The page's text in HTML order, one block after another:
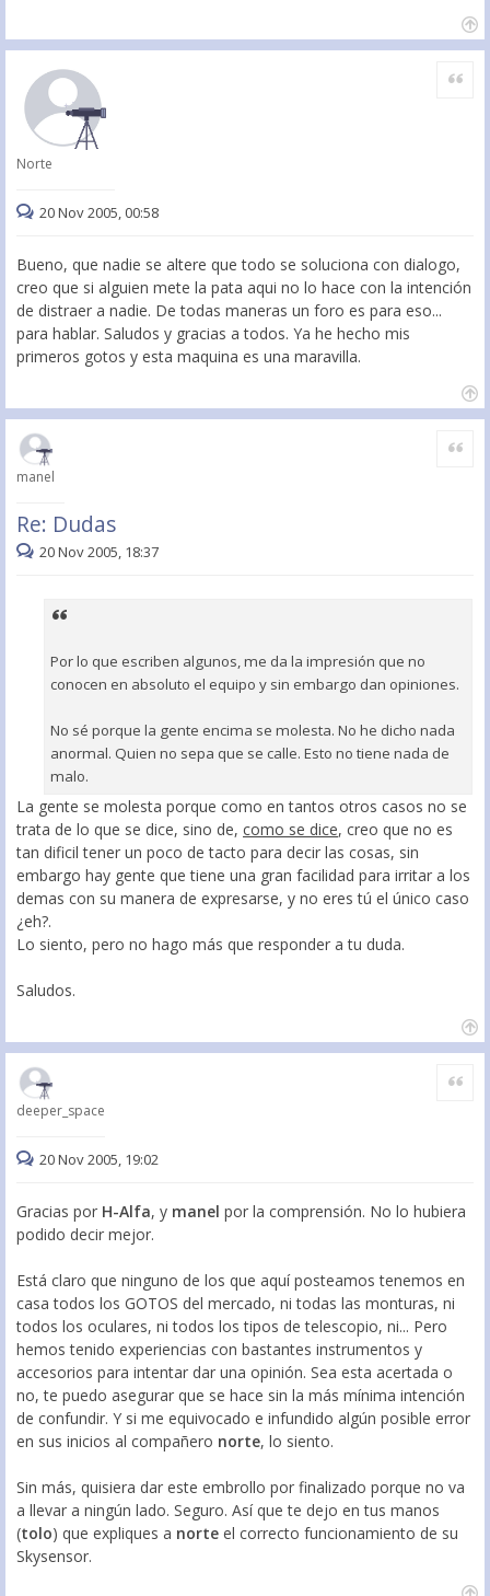
Norte
Citar
20 Nov 2005, 00:58
Bueno, que nadie se altere que todo se soluciona con dialogo,
creo que si alguien mete la pata aqui no lo hace con la intención
de distraer a nadie. De todas maneras un foro es para eso...
para hablar. Saludos y gracias a todos. Ya he hecho mis
primeros gotos y esta maquina es una maravilla.
manel
Re: Dudas
Citar
20 Nov 2005, 18:37
Por lo que escriben algunos, me da la impresión que no
conocen en absoluto el equipo y sin embargo dan opiniones.
No sé porque la gente encima se molesta. No he dicho nada
anormal. Quien no sepa que se calle. Esto no tiene nada de
malo.
La gente se molesta porque como en tantos otros casos no se
trata de lo que se dice, sino de, como se dice, creo que no es
tan dificil tener un poco de tacto para decir las cosas, sin
embargo hay gente que tiene una gran facilidad para irritar a los
demas con su manera de expresarse, y no eres tú el único caso
¿eh?.
Lo siento, pero no hago más que responder a tu duda.
Saludos.
deeper_space
Citar
20 Nov 2005, 19:02
Gracias por H-Alfa, y manel por la comprensión. No lo hubiera
podido decir mejor.
Está claro que ninguno de los que aquí posteamos tenemos en
casa todos los GOTOS del mercado, ni todas las monturas, ni
todos los oculares, ni todos los tipos de telescopio, ni... Pero
hemos tenido experiencias con bastantes instrumentos y
accesorios para intentar dar una opinión. Sea esta acertada o
no, te puedo asegurar que se hace sin la más mínima intención
de confundir. Y si me equivocado e infundido algún posible error
en sus inicios al compañero norte, lo siento.
Sin más, quisiera dar este embrollo por finalizado porque no va
a llevar a ningún lado. Seguro. Así que te dejo en tus manos
(tolo) que expliques a norte el correcto funcionamiento de su
Skysensor.